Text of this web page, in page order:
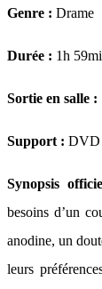
Genre : Drame
Durée : 1h
Sortie en salle :
Support : DVD
Synopsis
besoins d’un
anodine, un
leurs